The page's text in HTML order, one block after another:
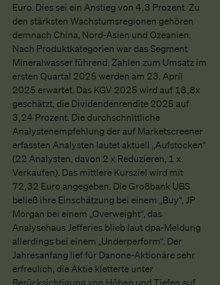
Euro. Dies sei ein Anstieg von 4,3 Prozent. Zu
den stärksten Wachstumsregionen gehören
demnach China, Nord-Asien und Ozeanien.
Nach Produktkategorien war das Segment
Mineralwasser führend. Zahlen zum Umsatz im
ersten Quartal 2025 werden am 23. April
2025 erwartet. Das KGV 2025 wird auf 18,8x
geschätzt, die Dividendenrendite 2025 auf
3,24 Prozent. Die durchschnittliche
Analystenempfehlung der auf Marketscreener
erfassten Analysten lautet aktuell „Aufstocken“
(22 Analysten, davon 2 x Reduzieren, 1 x
Verkaufen). Das mittlere Kursziel wird mit
72,32 Euro angegeben. Die Großbank UBS
beließ ihre Einschätzung bei einem „Buy“, JP
Morgan bei einem „Overweight“, das
Analysehaus Jefferies blieb laut dpa-Meldung
allerdings bei einem „Underperform“. Der
Jahresanfang lief für Danone-Aktionäre sehr
erfreulich, die Aktie kletterte unter
Berücksichtigung von Höhen und Tiefen auf